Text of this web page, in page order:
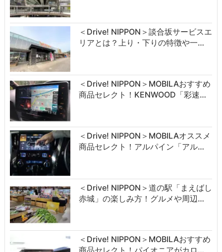
＜Drive! NIPPON＞談合坂サービスエ
リアとは？上り・下りの特徴や一…
＜Drive! NIPPON＞MOBILAおすすめ
商品セレクト！KENWOOD「彩速…
＜Drive! NIPPON＞MOBILAオススメ
商品セレクト！アルパイン「アル…
＜Drive! NIPPON＞道の駅「まえばし
赤城」の楽しみ方！グルメや周辺…
＜Drive! NIPPON＞MOBILAおすすめ